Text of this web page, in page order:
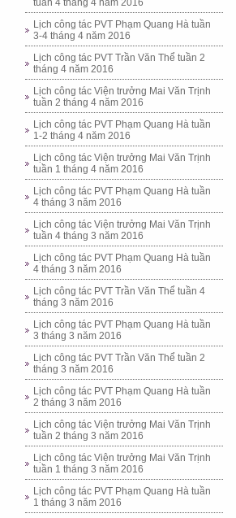
tuần 4 tháng 4 năm 2016
Lịch công tác PVT Phạm Quang Hà tuần
3-4 tháng 4 năm 2016
Lịch công tác PVT Trần Văn Thể tuần 2
tháng 4 năm 2016
Lịch công tác Viện trưởng Mai Văn Trịnh
tuần 2 tháng 4 năm 2016
Lịch công tác PVT Phạm Quang Hà tuần
1-2 tháng 4 năm 2016
Lịch công tác Viện trưởng Mai Văn Trịnh
tuần 1 tháng 4 năm 2016
Lịch công tác PVT Phạm Quang Hà tuần
4 tháng 3 năm 2016
Lịch công tác Viện trưởng Mai Văn Trịnh
tuần 4 tháng 3 năm 2016
Lịch công tác PVT Phạm Quang Hà tuần
4 tháng 3 năm 2016
Lịch công tác PVT Trần Văn Thể tuần 4
tháng 3 năm 2016
Lịch công tác PVT Phạm Quang Hà tuần
3 tháng 3 năm 2016
Lịch công tác PVT Trần Văn Thể tuần 2
tháng 3 năm 2016
Lịch công tác PVT Phạm Quang Hà tuần
2 tháng 3 năm 2016
Lịch công tác Viện trưởng Mai Văn Trịnh
tuần 2 tháng 3 năm 2016
Lịch công tác Viện trưởng Mai Văn Trịnh
tuần 1 tháng 3 năm 2016
Lịch công tác PVT Phạm Quang Hà tuần
1 tháng 3 năm 2016